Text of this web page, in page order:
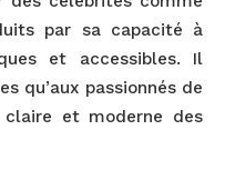
par sa capacité à
et accessibles. Il
qu’aux passionnés de
et moderne des